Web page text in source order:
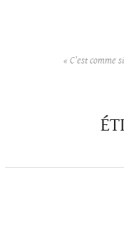
« C’est comme